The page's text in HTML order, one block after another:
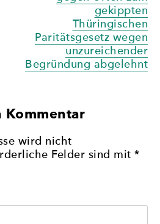
gekippten
Thüringischen
Paritätsgesetz wegen
unzureichender
Begründung abgelehnt
Kommentar
wird nicht
Felder sind mit *